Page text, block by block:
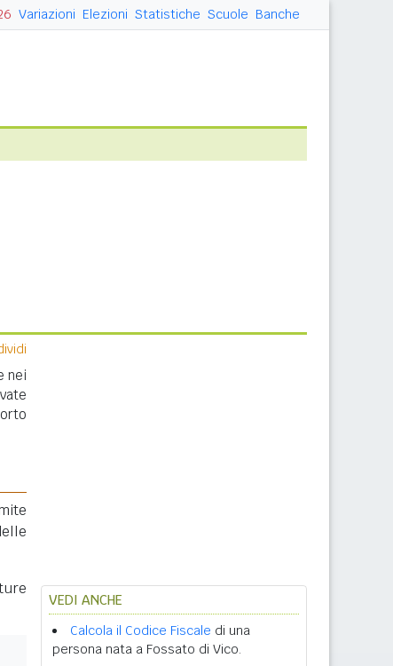
Variazioni Elezioni Statistiche Scuole Banche
nei
VEDI ANCHE
Calcola il Codice Fiscale di una
persona nata a Fossato di Vico.